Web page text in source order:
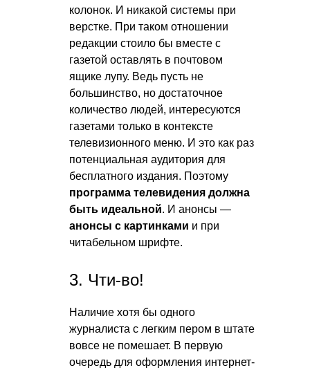
колонок. И никакой системы при
верстке. При таком отношении
редакции стоило бы вместе с
газетой оставлять в почтовом
ящике лупу. Ведь пусть не
большинство, но достаточное
количество людей, интересуются
газетами только в контексте
телевизионного меню. И это как раз
потенциальная аудитория для
бесплатного издания. Поэтому
программа телевидения должна
быть идеальной. И анонсы —
анонсы с картинками и при
читабельном шрифте.
3. Чти-во!
Наличие хотя бы одного
журналиста с легким пером в штате
вовсе не помешает. В первую
очередь для оформления интернет-